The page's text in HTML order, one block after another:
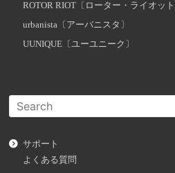
ROTOR RIOT〔ローター・ライオット
urbanista〔アーバニスタ〕
UUNIQUE〔ユーユニーク〕
サポート
よくある質問